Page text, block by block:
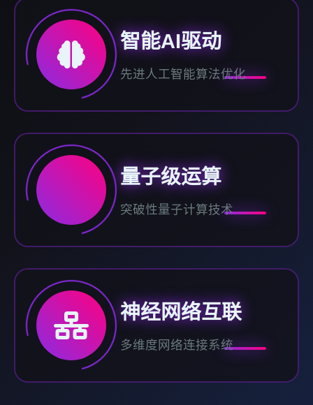
智能AI驱动
先进人工智能算法优化
量子级运算
突破性量子计算技术
神经网络互联
多维度网络连接系统